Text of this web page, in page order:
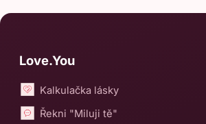
Love.You
Kalkulačka lásky
Řekni "Miluji tě"